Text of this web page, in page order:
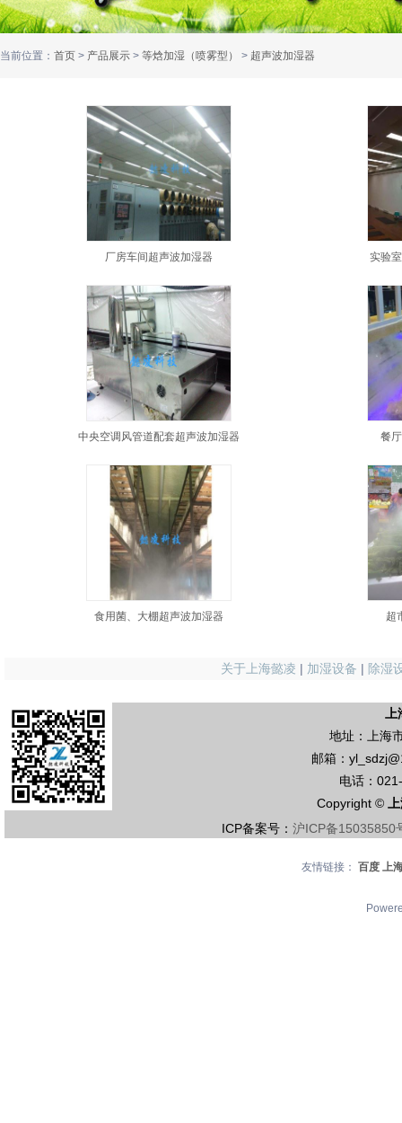
当前位置： 首页 > 产品展示 > 等焓加湿（喷雾型） > 超声波加湿器
厂房车间超声波加湿器 实验
中央空调风管道配套超声波加湿器 餐
食用菌、大棚超声波加湿器 超
关于上海懿凌 | 加湿设备 | 除湿
地址：上海
邮箱：
电话：
Copyright ©
ICP备案号： 沪ICP备15035850
友情链接： 百度 上